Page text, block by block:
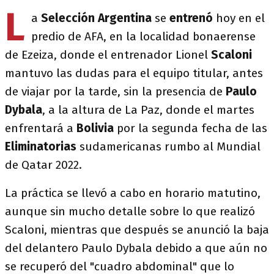
L a Selección Argentina se entrenó hoy en el
predio de AFA, en la localidad bonaerense
de Ezeiza, donde el entrenador Lionel Scaloni
mantuvo las dudas para el equipo titular, antes
de viajar por la tarde, sin la presencia de Paulo
Dybala, a la altura de La Paz, donde el martes
enfrentará a Bolivia por la segunda fecha de las
Eliminatorias sudamericanas rumbo al Mundial
de Qatar 2022.
La práctica se llevó a cabo en horario matutino,
aunque sin mucho detalle sobre lo que realizó
Scaloni, mientras que después se anunció la baja
del delantero Paulo Dybala debido a que aún no
se recuperó del "cuadro abdominal" que lo